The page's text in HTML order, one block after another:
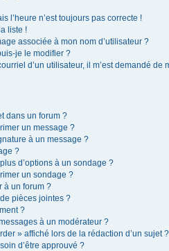
l’heure n’est toujours pas correcte !
liste !
associée à mon nom d’utilisateur ?
je le modifier ?
d’un utilisateur, il m’est demandé de
dans un forum ?
un message ?
à un message ?
?
d’options à un sondage ?
un sondage ?
à un forum ?
pièces jointes ?
?
à un modérateur ?
» affiché lors de la rédaction d’un sujet ?
d’être approuvé ?